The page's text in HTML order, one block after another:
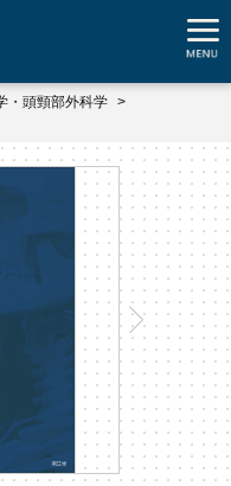
・頭頸部外科学